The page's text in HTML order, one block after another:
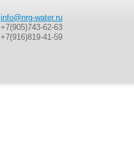
info@nrg-water.ru
+7(905)743-62-63
+7(916)819-41-59